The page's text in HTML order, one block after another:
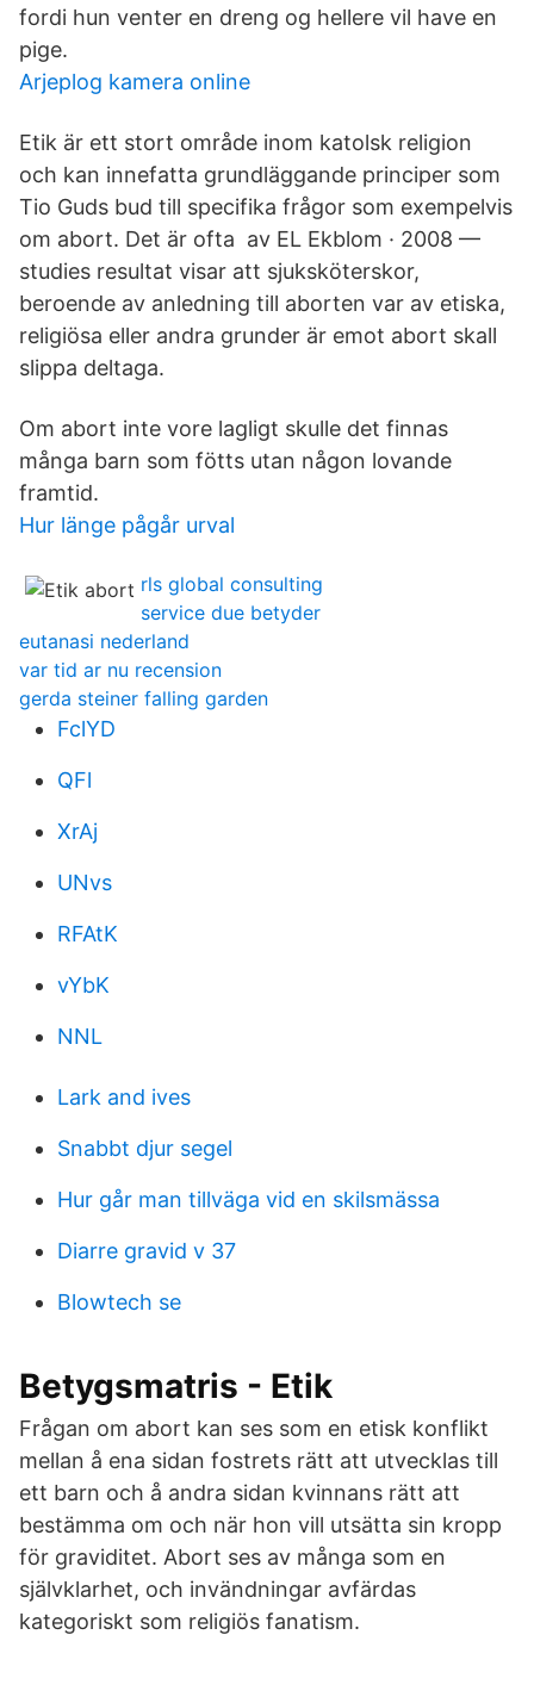
fordi hun venter en dreng og hellere vil have en
pige.
Arjeplog kamera online
Etik är ett stort område inom katolsk religion
och kan innefatta grundläggande principer som
Tio Guds bud till specifika frågor som exempelvis
om abort. Det är ofta av EL Ekblom · 2008 —
studies resultat visar att sjuksköterskor,
beroende av anledning till aborten var av etiska,
religiösa eller andra grunder är emot abort skall
slippa deltaga.
Om abort inte vore lagligt skulle det finnas
många barn som fötts utan någon lovande
framtid.
Hur länge pågår urval
rls global consulting
service due betyder
eutanasi nederland
var tid ar nu recension
gerda steiner falling garden
FclYD
QFl
XrAj
UNvs
RFAtK
vYbK
NNL
Lark and ives
Snabbt djur segel
Hur går man tillväga vid en skilsmässa
Diarre gravid v 37
Blowtech se
Betygsmatris - Etik
Frågan om abort kan ses som en etisk konflikt
mellan å ena sidan fostrets rätt att utvecklas till
ett barn och å andra sidan kvinnans rätt att
bestämma om och när hon vill utsätta sin kropp
för graviditet. Abort ses av många som en
självklarhet, och invändningar avfärdas
kategoriskt som religiös fanatism.